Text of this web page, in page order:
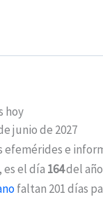
hoy
junio de 2027
efemérides e
es el día 164del año
faltan 201 días